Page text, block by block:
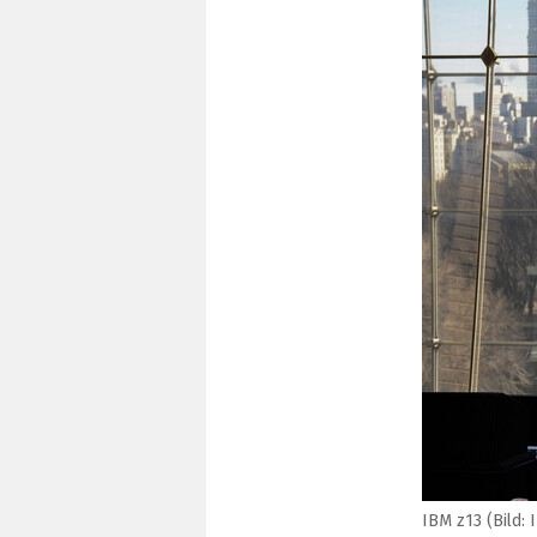
IBM z13 (Bild: